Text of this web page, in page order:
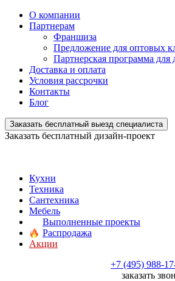
О компании
Партнерам
Франшиза
Предложение для оптовых
Партнерская программа для
Доставка и оплата
Условия рассрочки
Контакты
Блог
Заказать бесплатный выезд специалиста
Заказать бесплатный дизайн-проект
Кухни
Техника
Сантехника
Мебель
Выполненные проекты
Распродажа
Акции
+7 (495) 988-
заказать